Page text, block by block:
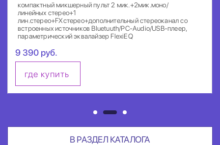
компактный микшерный пульт 2 мик.+2мик.моно/
линейных стерео+1
лин.стерео+FXстерео+дополнительный стереоканал со
встроенных источников Bluetuuth/PC-Audio/USB-плеер,
параметрический эквалайзер FlexiEQ
9 390 руб.
где купить
В РАЗДЕЛ КАТАЛОГА